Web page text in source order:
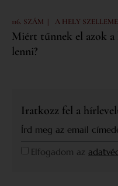
116. SZÁM | A HELY SZELLEME
Miért tűnnek el azok a
lenni?
Iratkozz fel a
Elfogadom az